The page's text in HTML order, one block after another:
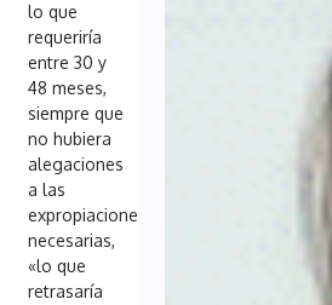
lo que
requeriría
entre 30 y
48 meses,
siempre que
no hubiera
alegaciones
a las
expropiaciones
necesarias,
«lo que
retrasaría